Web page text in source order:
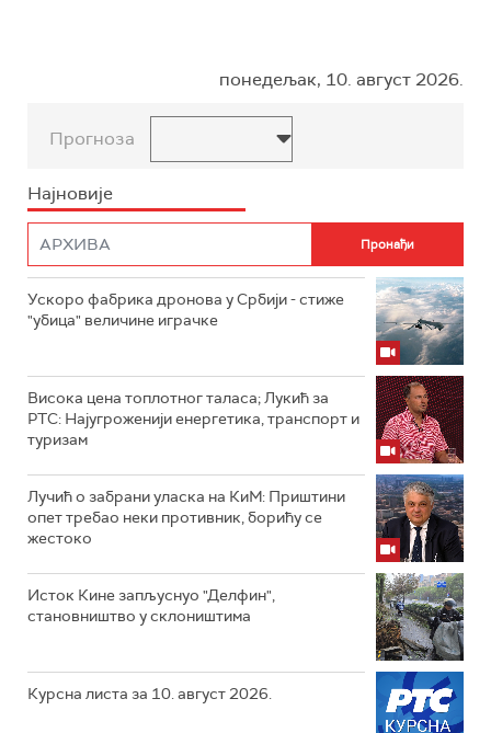
понедељак, 10. август 2026.
Прогноза
Најновије
Ускоро фабрика дронова у Србији - стиже
"убица" величине играчке
Висока цена топлотног таласа; Лукић за
РТС: Најугроженији енергетика, транспорт и
туризам
Лучић о забрани уласка на КиМ: Приштини
опет требао неки противник, борићу се
жестоко
Исток Кине запљуснуо "Делфин",
становништво у склоништима
Курсна листа за 10. август 2026.